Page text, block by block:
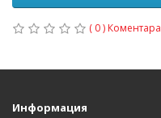
( 0 ) Коментара
Информация